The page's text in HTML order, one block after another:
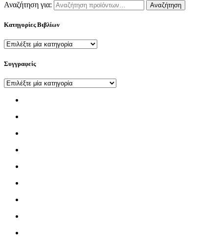
Αναζήτηση για:
Αναζήτηση
Κατηγορίες Βιβλίων
Συγγραφείς